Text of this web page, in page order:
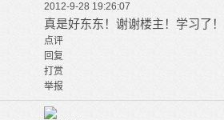
2012-9-28 19:26:07
真是好东东！谢谢楼主！学习了！
点评
回复
打赏
举报